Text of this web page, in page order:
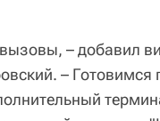
– добавил
– Готовимся